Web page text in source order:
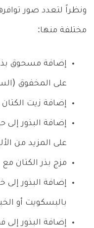
ونظراً لتعدد صور
مختلفة منها:
إضافة مسحوق بذر
على المخفوق
إضافة زيت
إضافة البذور
على المزيد من
مزج بذر الكتان مع
إضافة البذور إلى
بالبسكويت أو
إضافة البذور إلى